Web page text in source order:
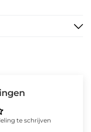
te schrijven